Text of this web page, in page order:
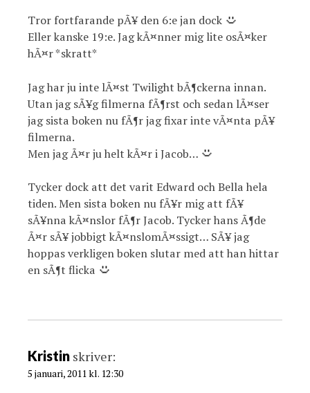
Tror fortfarande pÃ¥ den 6:e jan dock
Eller kanske 19:e. Jag kÃ¤nner mig lite osÃ¤ker
hÃ¤r *skratt*
Jag har ju inte lÃ¤st Twilight bÃ¶ckerna innan.
Utan jag sÃ¥g filmerna fÃ¶rst och sedan lÃ¤ser
jag sista boken nu fÃ¶r jag fixar inte vÃ¤nta pÃ¥
filmerna.
Men jag Ã¤r ju helt kÃ¤r i Jacob…
Tycker dock att det varit Edward och Bella hela
tiden. Men sista boken nu fÃ¥r mig att fÃ¥
sÃ¥nna kÃ¤nslor fÃ¶r Jacob. Tycker hans Ã¶de
Ã¤r sÃ¥ jobbigt kÃ¤nslomÃ¤ssigt… SÃ¥ jag
hoppas verkligen boken slutar med att han hittar
en sÃ¶t flicka
Kristin skriver:
5 januari, 2011 kl. 12:30